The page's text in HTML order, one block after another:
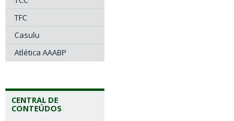
TFC
Casulu
Atlética AAABP
CENTRAL DE
CONTEÚDOS